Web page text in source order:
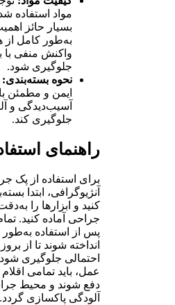
مواد استفاده شده
بسیار حائز اهمیت
به‌طور کامل از
واکنش منفی با بدن
جلوگیری شود.
نحوه بسته‌بندی:
ایمن و مطمئن باید
آسیب‌دیدگی و
جلوگیری کند.
راهنمای استفاده
برای استفاده از پک جراحی
آنژیوگرافی، ابتدا بسته‌بندی
کنید و ابزارها را به‌دقت
جراحی آماده کنید. تمام
پس از استفاده به‌طور
انداخته شوند تا از بروز
احتمالی جلوگیری شود.
عمل، باید تمامی اقلام
دفع شوند و محیط جراحی
آلودگی پاکسازی گردد.